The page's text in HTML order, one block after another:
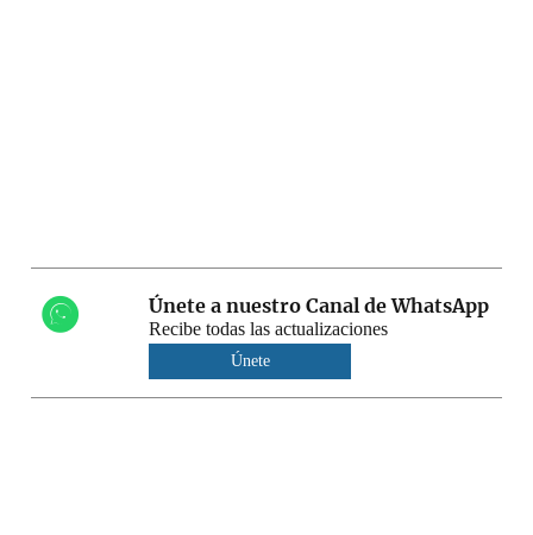
Únete a nuestro Canal de WhatsApp
Recibe todas las actualizaciones
Únete